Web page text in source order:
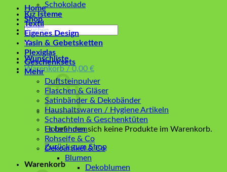
Home
Shop
Suchen
nach:
Wunschliste
Warenkorb / 0,00 €
Es befinden sich keine Produkte im Warenkorb.
Zurück zum Shop
Warenkorb
Schokolade
Kız İsteme
Textil
Eigenes Design
Yasin & Gebetsketten
Plexiglas
Geschenksets
Mehr
Duftsteinpulver
Flaschen & Gläser
Satinbänder & Dekobänder
Haushaltswaren / Hygiene Artikeln
Schachteln & Geschenktüten
Holzrahmen
Rohseife & Co
Dekoartikel & Co
Blumen
Dekoblumen